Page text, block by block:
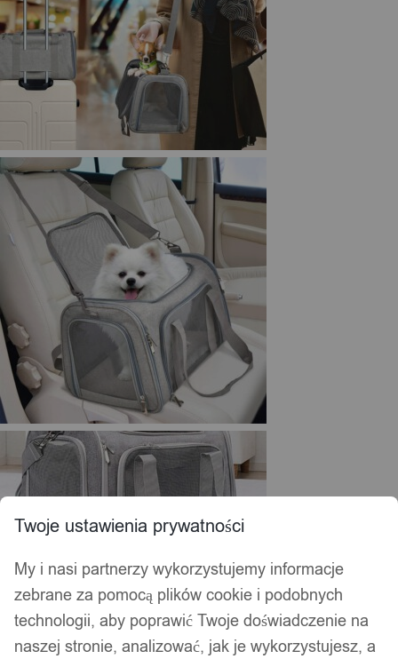
Twoje ustawienia prywatności
My i nasi partnerzy wykorzystujemy informacje
zebrane za pomocą plików cookie i podobnych
technologii, aby poprawić Twoje doświadczenie na
naszej stronie, analizować, jak je wykorzystujesz, a